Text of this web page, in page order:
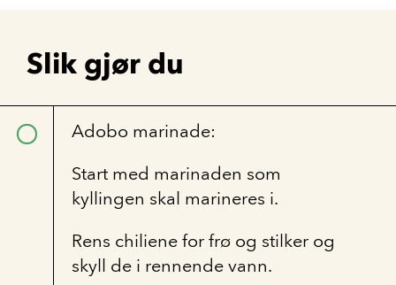
Slik gjør du
Adobo marinade:
Start med marinaden som
kyllingen skal marineres i.
Rens chiliene for frø og stilker og
skyll de i rennende vann.